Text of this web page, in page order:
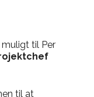
til Per
til at